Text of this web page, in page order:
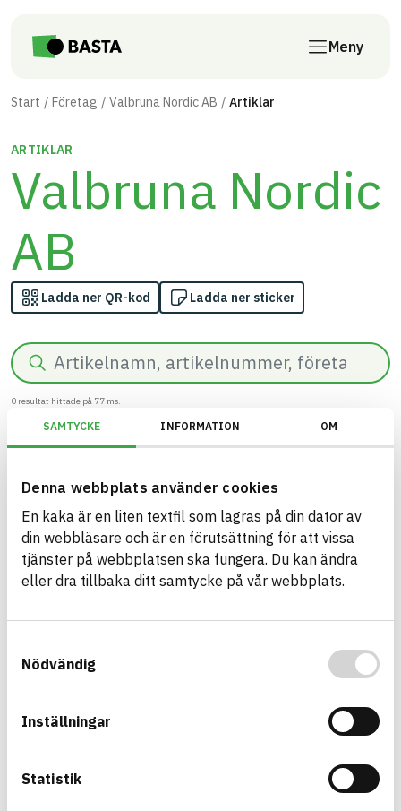
SAMTYCKE INFORMATION OM
Denna webbplats använder cookies
En kaka är en liten textfil som lagras på din dator av
din webbläsare och är en förutsättning för att vissa
tjänster på webbplatsen ska fungera. Du kan ändra
eller dra tillbaka ditt samtycke på vår webbplats.
Nödvändig
Inställningar
Statistik
Meny
Start Företag Valbruna Nordic AB Artiklar
ARTIKLAR
Valbruna Nordic
AB
Ladda ner QR-kod Ladda ner sticker
Sök
0 resultat hittade på 77 ms.
Filter Återställ filter
BREEAM SE/Generation V6.X (2023)/Kriterium: Mat 07 Farliga
Bygg med BASTA - medvetna
BASTA-systemet är ensamt på marknaden om att
erbjuda kostnadsfri och publikt tillgänglig
anläggningsprodukter. BASTA-systemet erbjuder
även bedömningskriterier och betyg kopplat till